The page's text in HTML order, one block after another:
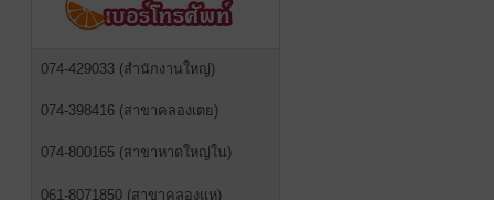
074-429033 (สำนักงานใหญ่)
074-398416 (สาขาคลองเตย)
074-800165 (สาขาหาดใหญ่ใน)
061-8071850 (สาขาคลองแห)